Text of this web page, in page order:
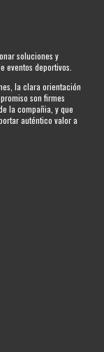
soluciones y
eventos deportivos.
la clara orientación
son firmes
la compañia, y que
auténtico valor a